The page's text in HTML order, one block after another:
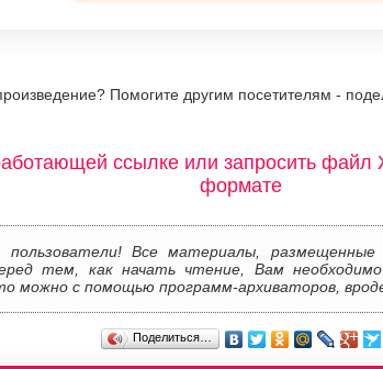
Помогите другим посетителям -
ссылке или запросить
формате
пользователи! Все материалы,
тем, как начать чтение, Вам
можно с помощью программ-архиваторов,
Поделиться…